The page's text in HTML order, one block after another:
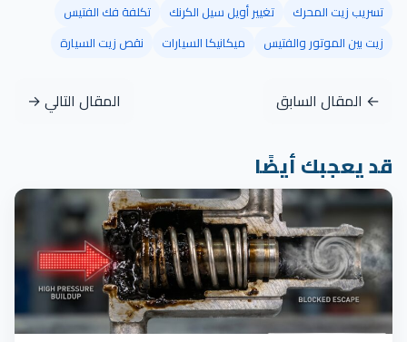
تسريب زيت المحرك
تغيير أويل سيل الكرنك
تكلفة فك الفتيس
زيت بين الموتور والفتيس
ميكانيكا السيارات نقص زيت السيارة
← المقال السابق المقال التالي →
قد يعجبك أيضًا